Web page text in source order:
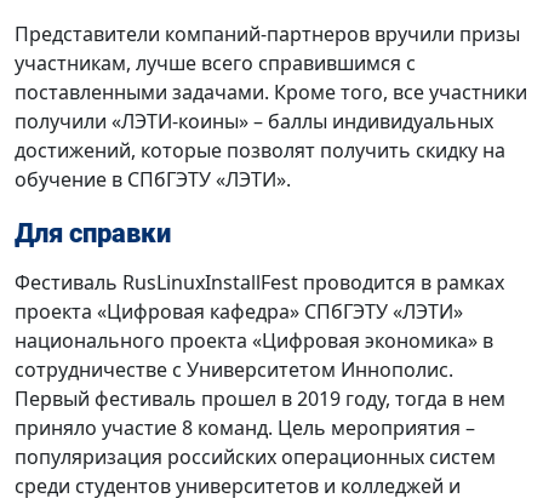
Представители компаний-партнеров вручили призы
участникам, лучше всего справившимся с
поставленными задачами. Кроме того, все участники
получили «ЛЭТИ-коины» – баллы индивидуальных
достижений, которые позволят получить скидку на
обучение в СПбГЭТУ «ЛЭТИ».
Для справки
Фестиваль RusLinuxInstallFest проводится в рамках
проекта «Цифровая кафедра» СПбГЭТУ «ЛЭТИ»
национального проекта «Цифровая экономика» в
сотрудничестве с Университетом Иннополис.
Первый фестиваль прошел в 2019 году, тогда в нем
приняло участие 8 команд. Цель мероприятия –
популяризация российских операционных систем
среди студентов университетов и колледжей и